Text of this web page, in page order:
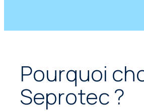
Pourquoi
Seprotec ?